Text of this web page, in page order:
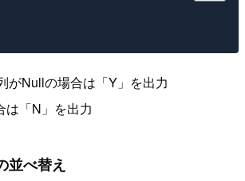
がNullの場合は「Y」を出力
は「N」を出力
並べ替え